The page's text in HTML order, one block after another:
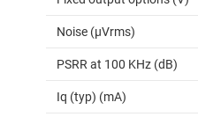
Noise (µVrms)
PSRR at 100 KHz (dB)
Iq (typ) (mA)